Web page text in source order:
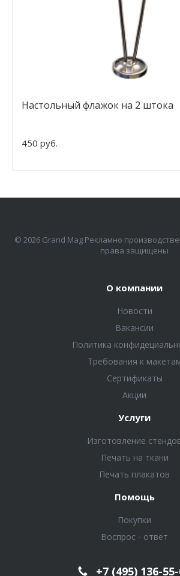
Настольный флажок на 2 штока
450 руб.
© 2026 Grand Mag Рекламно
права защищены
О компании
Новости
Вакансии
Политика
Требования к
Сертификаты
Акции
Услуги
Изготовление
Печать на ткани
Печать плакатов
Помощь
Покупки
Воспрос - ответ
+7 (495) 136-